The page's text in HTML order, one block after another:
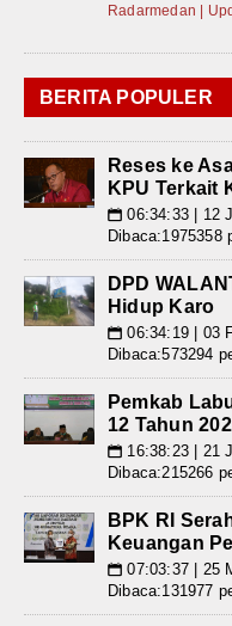
Radarmedan |
BERITA POPULER
Reses ke
KPU Terkait
📅 06:34:33 | 12
Dibaca:1975358
DPD
Hidup Karo
📅 06:34:19 | 03
Dibaca:573294
Pemkab
12 Tahun
📅 16:38:23 | 21
Dibaca:215266
BPK RI
Keuangan
📅 07:03:37 | 25
Dibaca:131977